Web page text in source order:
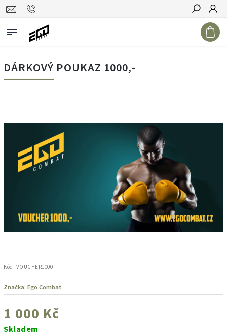
Hledat
DÁRKOVÝ POUKAZ 1000,-
Kód: VOUCHER1000
Značka: Ego Combat
1 000 Kč
Skladem